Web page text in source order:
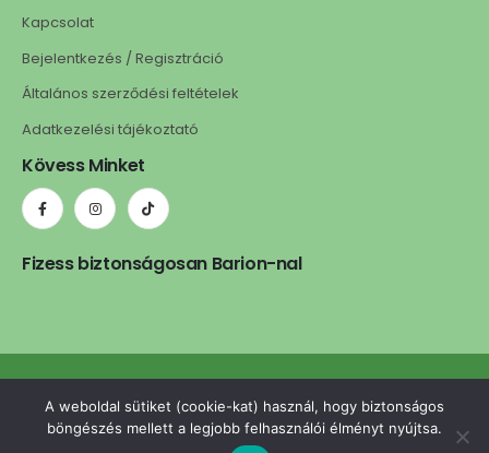
Kapcsolat
Bejelentkezés / Regisztráció
Általános szerződési feltételek
Adatkezelési tájékoztató
Kövess Minket
Fizess biztonságosan Barion-nal
ledls.hu © 2025. Minden jog fenntartva. | A weboldalt készítette:
omgcreative.hu
A weboldal sütiket (cookie-kat) használ, hogy biztonságos
böngészés mellett a legjobb felhasználói élményt nyújtsa.